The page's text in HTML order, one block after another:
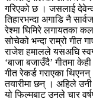
गरिएको छ । जसलाई
तिहारभन्दा अगाडि नै
रेश्मा घिमिरे लगायतका
सोचेको भन्दा राम्रो गीत
राजेश हमालले यसअघि
‘बाजा बजाउँदै’ गीतमा
गीत रेकर्ड गराएका
तयारीमा छन् । अहिले
यो फिल्मबाट उनले चार